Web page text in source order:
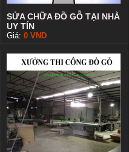
SỬA CHỮA ĐỒ GỖ TẠI NHÀ
UY TÍN
Giá: 0 VND